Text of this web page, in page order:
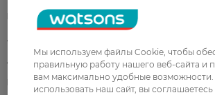
Парфюмерия
Акции
Лицо Тело
Подарки Детям
Мы используем файлы Cookie, чтобы
правильную работу нашего веб-сайта и
вам максимально удобные
использовать наш сайт, вы соглашаетесь